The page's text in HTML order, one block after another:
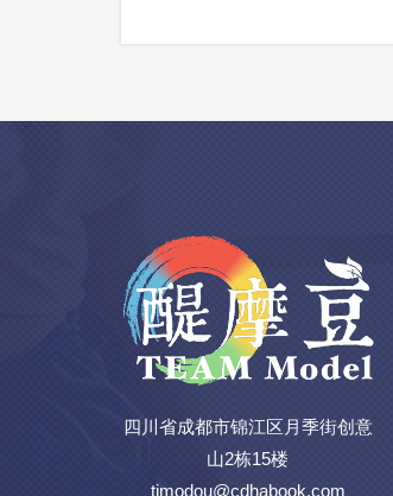
四川省成都市锦江区月季街创意
山2栋15楼
timodou@cdhabook.com